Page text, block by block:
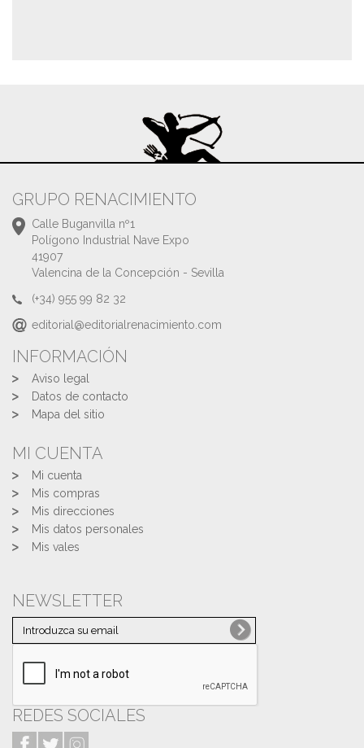
GRUPO RENACIMIENTO
Calle Buganvilla nº1
Polígono Industrial Nave Expo
41907
Valencina de la Concepción - Sevilla
(+34) 955 99 82 32
editorial@editorialrenacimiento.com
INFORMACIÓN
Aviso legal
Datos de contacto
Mapa del sitio
MI CUENTA
Mi cuenta
Mis compras
Mis direcciones
Mis datos personales
Mis vales
NEWSLETTER
REDES SOCIALES